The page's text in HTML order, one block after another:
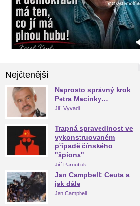
Nejčtenější
Naprosto správný krok
Petra Macinky…
Jiří Vyvadil
Trapná spravedlnost ve
vykonstruovaném
případě čínského
"špiona"
Jiří Paroubek
Jan Campbell: Ceuta a
jak dále
Jan Campbell